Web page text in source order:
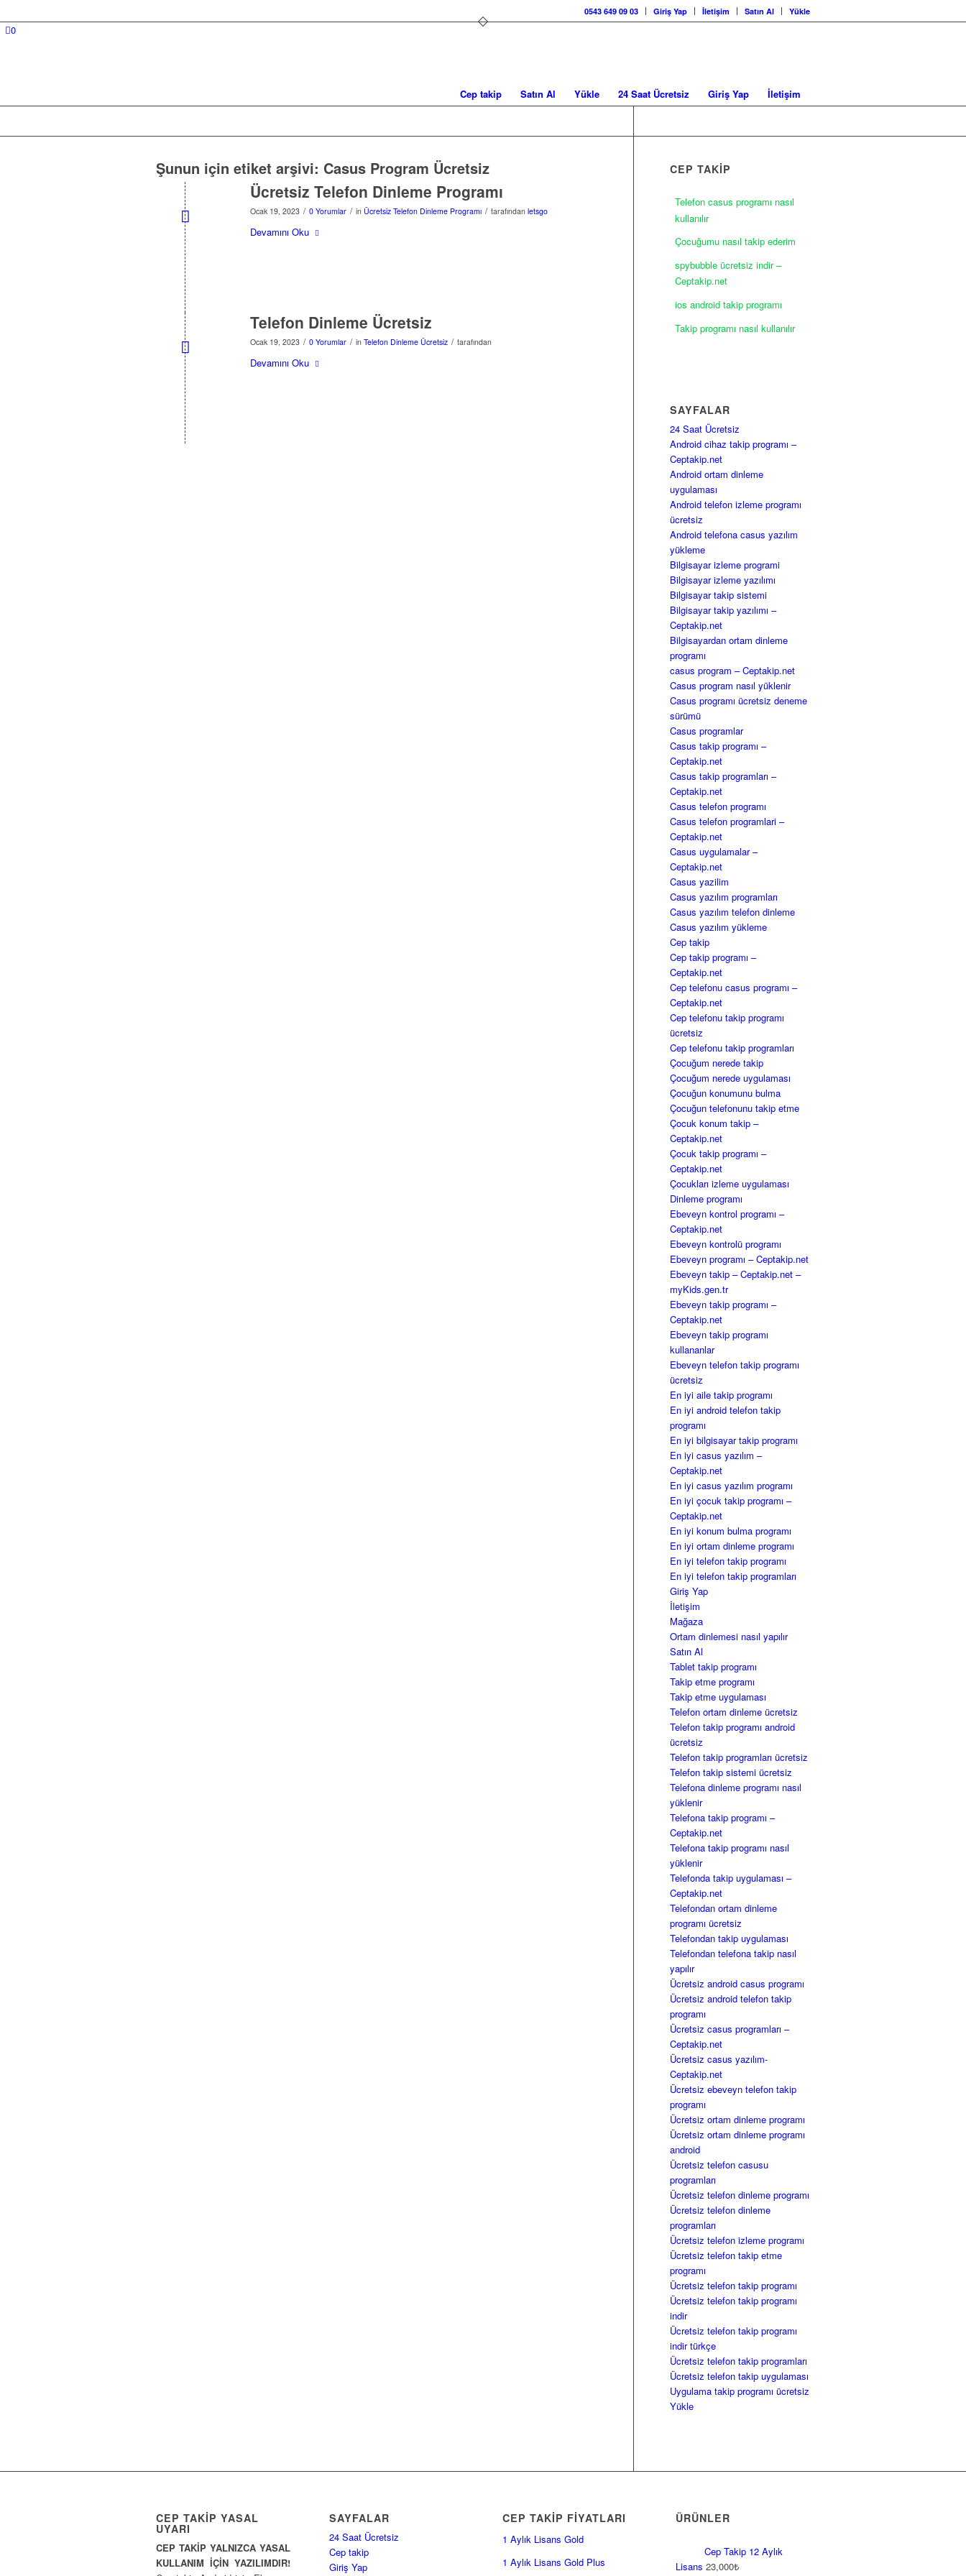
0543 649 09 03 Giriş Yap İletişim Satın Al Yükle
0
Cep takip Satın Al Yükle 24 Saat Ücretsiz Giriş Yap İletişim
Şunun için etiket arşivi: Casus Program Ücretsiz
Ücretsiz Telefon Dinleme Programı
Ocak 19, 2023 / 0 Yorumlar / in Ücretsiz Telefon Dinleme Programı / tarafından letsgo
Devamını Oku
Telefon Dinleme Ücretsiz
Ocak 19, 2023 / 0 Yorumlar / in Telefon Dinleme Ücretsiz / tarafından
Devamını Oku
CEP TAKİP
Telefon casus programı nasıl
kullanılır
Çocuğumu nasıl takip ederim
spybubble ücretsiz indir –
Ceptakip.net
ios android takip programı
Takip programı nasıl kullanılır
SAYFALAR
24 Saat Ücretsiz
Android cihaz takip programı –
Ceptakip.net
Android ortam dinleme
uygulaması
Android telefon izleme programı
ücretsiz
Android telefona casus yazılım
yükleme
Bilgisayar izleme programi
Bilgisayar izleme yazılımı
Bilgisayar takip sistemi
Bilgisayar takip yazılımı –
Ceptakip.net
Bilgisayardan ortam dinleme
programı
casus program – Ceptakip.net
Casus program nasıl yüklenir
Casus programı ücretsiz deneme
sürümü
Casus programlar
Casus takip programı –
Ceptakip.net
Casus takip programları –
Ceptakip.net
Casus telefon programı
Casus telefon programlari –
Ceptakip.net
Casus uygulamalar –
Ceptakip.net
Casus yazilim
Casus yazılım programları
Casus yazılım telefon dinleme
Casus yazılım yükleme
Cep takip
Cep takip programı –
Ceptakip.net
Cep telefonu casus programı –
Ceptakip.net
Cep telefonu takip programı
ücretsiz
Cep telefonu takip programları
Çocuğum nerede takip
Çocuğum nerede uygulaması
Çocuğun konumunu bulma
Çocuğun telefonunu takip etme
Çocuk konum takip –
Ceptakip.net
Çocuk takip programı –
Ceptakip.net
Çocukları izleme uygulaması
Dinleme programı
Ebeveyn kontrol programı –
Ceptakip.net
Ebeveyn kontrolü programı
Ebeveyn programı – Ceptakip.net
Ebeveyn takip – Ceptakip.net –
myKids.gen.tr
Ebeveyn takip programı –
Ceptakip.net
Ebeveyn takip programı
kullananlar
Ebeveyn telefon takip programı
ücretsiz
En iyi aile takip programı
En iyi android telefon takip
programı
En iyi bilgisayar takip programı
En iyi casus yazılım –
Ceptakip.net
En iyi casus yazılım programı
En iyi çocuk takip programı –
Ceptakip.net
En iyi konum bulma programı
En iyi ortam dinleme programı
En iyi telefon takip programı
En iyi telefon takip programları
Giriş Yap
İletişim
Mağaza
Ortam dinlemesi nasıl yapılır
Satın Al
Tablet takip programı
Takip etme programı
Takip etme uygulaması
Telefon ortam dinleme ücretsiz
Telefon takip programı android
ücretsiz
Telefon takip programları ücretsiz
Telefon takip sistemi ücretsiz
Telefona dinleme programı nasıl
yüklenir
Telefona takip programı –
Ceptakip.net
Telefona takip programı nasıl
yüklenir
Telefonda takip uygulaması –
Ceptakip.net
Telefondan ortam dinleme
programı ücretsiz
Telefondan takip uygulaması
Telefondan telefona takip nasıl
yapılır
Ücretsiz android casus programı
Ücretsiz android telefon takip
programı
Ücretsiz casus programları –
Ceptakip.net
Ücretsiz casus yazılım-
Ceptakip.net
Ücretsiz ebeveyn telefon takip
programı
Ücretsiz ortam dinleme programı
Ücretsiz ortam dinleme programı
android
Ücretsiz telefon casusu
programları
Ücretsiz telefon dinleme programı
Ücretsiz telefon dinleme
programları
Ücretsiz telefon izleme programı
Ücretsiz telefon takip etme
programı
Ücretsiz telefon takip programı
Ücretsiz telefon takip programı
indir
Ücretsiz telefon takip programı
indir türkçe
Ücretsiz telefon takip programları
Ücretsiz telefon takip uygulaması
Uygulama takip programı ücretsiz
Yükle
CEP TAKİP YASAL
UYARI
CEP TAKİP YALNIZCA YASAL
KULLANIM İÇİN YAZILIMDIR!
SAYFALAR
24 Saat Ücretsiz
Cep takip
Giriş Yap
CEP TAKİP FİYATLARI
1 Aylık Lisans Gold
1 Aylık Lisans Gold Plus
ÜRÜNLER
Cep Takip 12 Aylık
Lisans 23,000₺